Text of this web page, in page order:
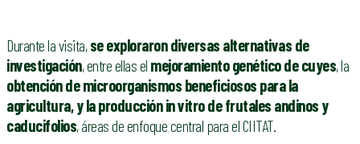
Durante la visita,se exploraron diversas alternativas de
investigación, entre ellas el mejoramiento genético de cuyes, la
obtención de microorganismos beneficiosos para la
agricultura, y la producción in vitro de frutales andinos y
caducifolios, áreas de enfoque central para el CIITAT.